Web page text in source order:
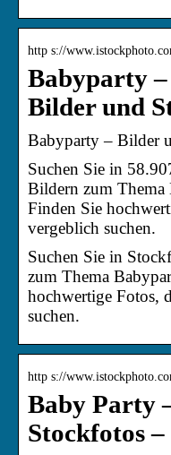
http s://
Babyparty
Bilder und
Babyparty – Bilder
Suchen Sie in
Bildern zum
Finden Sie
vergeblich suchen.
Suchen Sie in
zum Thema
hochwertige Fotos,
suchen.
http s://
Baby Party
Stockfotos